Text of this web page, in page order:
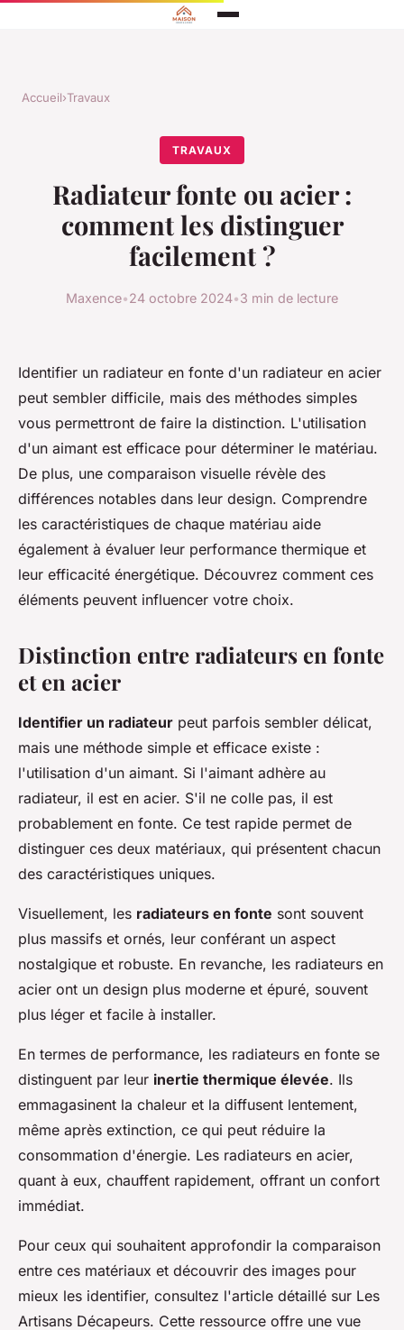
Accueil›Travaux
TRAVAUX
Radiateur fonte ou acier :
comment les distinguer
facilement ?
Maxence•24 octobre 2024•3 min de lecture
Identifier un radiateur en fonte d'un radiateur en acier
peut sembler difficile, mais des méthodes simples
vous permettront de faire la distinction. L'utilisation
d'un aimant est efficace pour déterminer le matériau.
De plus, une comparaison visuelle révèle des
différences notables dans leur design. Comprendre
les caractéristiques de chaque matériau aide
également à évaluer leur performance thermique et
leur efficacité énergétique. Découvrez comment ces
éléments peuvent influencer votre choix.
Distinction entre radiateurs en fonte
et en acier
Identifier un radiateur peut parfois sembler délicat,
mais une méthode simple et efficace existe :
l'utilisation d'un aimant. Si l'aimant adhère au
radiateur, il est en acier. S'il ne colle pas, il est
probablement en fonte. Ce test rapide permet de
distinguer ces deux matériaux, qui présentent chacun
des caractéristiques uniques.
Visuellement, les radiateurs en fonte sont souvent
plus massifs et ornés, leur conférant un aspect
nostalgique et robuste. En revanche, les radiateurs en
acier ont un design plus moderne et épuré, souvent
plus léger et facile à installer.
En termes de performance, les radiateurs en fonte se
distinguent par leur inertie thermique élevée. Ils
emmagasinent la chaleur et la diffusent lentement,
même après extinction, ce qui peut réduire la
consommation d'énergie. Les radiateurs en acier,
quant à eux, chauffent rapidement, offrant un confort
immédiat.
Pour ceux qui souhaitent approfondir la comparaison
entre ces matériaux et découvrir des images pour
mieux les identifier, consultez l'article détaillé sur Les
Artisans Décapeurs. Cette ressource offre une vue